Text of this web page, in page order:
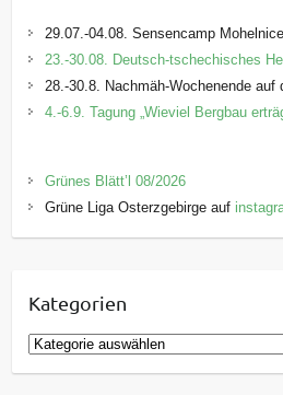
29.07.-04.08. Sensencamp
23.-30.08. Deutsch-tschechisches
28.-30.8. Nachmäh-Wochenende auf
4.-6.9. Tagung „Wieviel Bergbau
Grünes Blätt’l 08/2026
Grüne Liga Osterzgebirge auf
Kategorien
K
a